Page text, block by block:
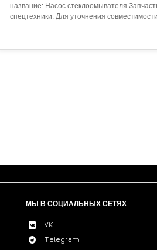
название: Насос стеклоомывателя
спецтехники. Для уточнения
МЫ В СОЦИАЛЬНЫХ СЕТЯХ
VK
Telegram